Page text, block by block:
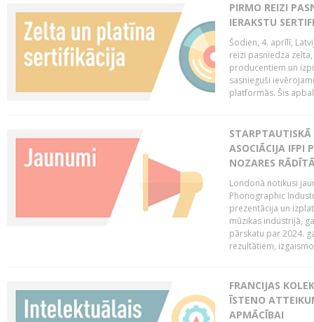
PIRMO REIZI
IERAKSTU
Šodien, 4. aprīlī,
reizi pasniedza
producentiem un
sasnieguši
platformās. Šis
STARPTAUTISKĀ
ASOCIĀCIJA IFPI
NOZARES
Londonā notikusi
Phonographic
prezentācija un
mūzikas industrijā,
pārskatu par 2024.
rezultātiem,
FRANCIJAS
ĪSTENO
APMĀCĪBAI